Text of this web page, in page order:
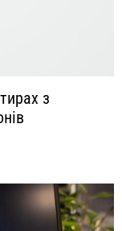
з